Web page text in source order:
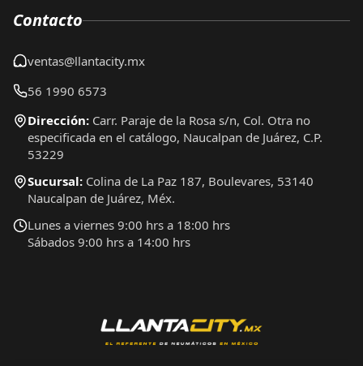
Contacto
ventas@llantacity.mx
56 1990 6573
Dirección: Carr. Paraje de la Rosa s/n, Col. Otra no
especificada en el catálogo, Naucalpan de Juárez, C.P.
53229
Sucursal: Colina de La Paz 187, Boulevares, 53140
Naucalpan de Juárez, Méx.
Lunes a viernes 9:00 hrs a 18:00 hrs
Sábados 9:00 hrs a 14:00 hrs